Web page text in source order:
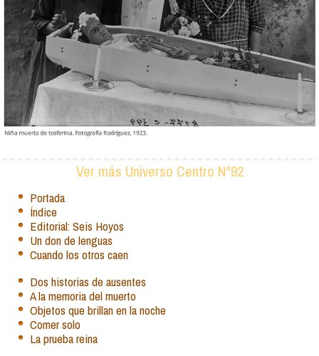
Ver más Universo Centro N°92
Portada
Índice
Editorial: Seis Hoyos
Un don de lenguas
Cuando los otros caen
Dos historias de ausentes
A la memoria del muerto
Objetos que brillan en la noche
Comer solo
La prueba reina